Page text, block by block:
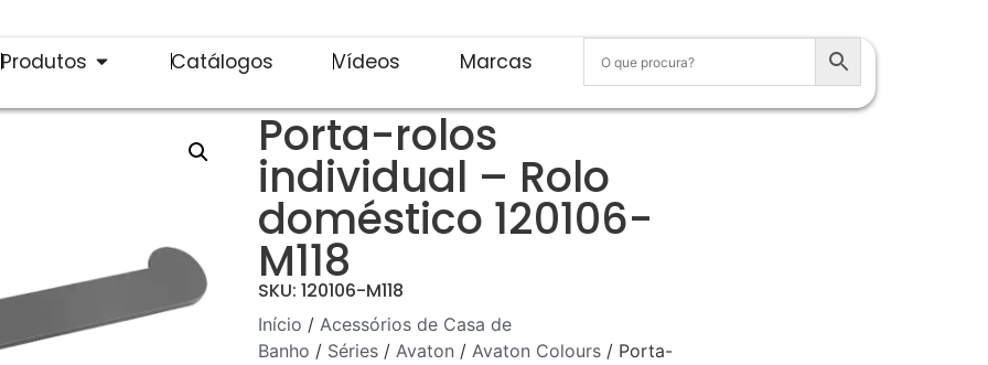
Produtos Catálogos Vídeos Marcas
Porta-rolos
individual – Rolo
doméstico 120106-
M118
SKU: 120106-M118
Início / Acessórios de Casa de
Banho / Séries/ Avaton / Avaton Colours/ Porta-